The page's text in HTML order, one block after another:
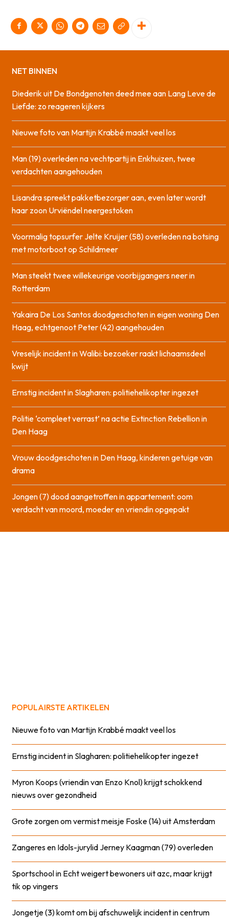
NET BINNEN
Diederik uit De Bondgenoten deed mee aan Lang Leve de
Liefde: zo reageren kijkers
Nieuwe foto van Martijn Krabbé maakt veel los
Man (19) overleden na vechtpartij in Enkhuizen, twee
verdachten aangehouden
Lisandra spreekt pakketbezorger aan, even later wordt
haar zoon Urviëndel neergestoken
Voormalig topsurfer Jelte Kruijer (58) overleden na botsing
met motorboot op Schildmeer
Man steekt twee willekeurige voorbijgangers neer in
Rotterdam
Yakaira De Los Santos doodgeschoten in eigen woning Den
Haag, echtgenoot Peter (42) aangehouden
Vreselijk incident in Walibi: bezoeker raakt lichaamsdeel
kwijt
Ernstig incident in Slagharen: politiehelikopter ingezet
Politie ‘compleet verrast’ na actie Extinction Rebellion in
Den Haag
Vrouw doodgeschoten in Den Haag, kinderen getuige van
drama
Jongen (7) dood aangetroffen in appartement: oom
verdacht van moord, moeder en vriendin opgepakt
POPULAIRSTE ARTIKELEN
Nieuwe foto van Martijn Krabbé maakt veel los
Ernstig incident in Slagharen: politiehelikopter ingezet
Myron Koops (vriendin van Enzo Knol) krijgt schokkend
nieuws over gezondheid
Grote zorgen om vermist meisje Foske (14) uit Amsterdam
Zangeres en Idols-jurylid Jerney Kaagman (79) overleden
Sportschool in Echt weigert bewoners uit azc, maar krijgt
tik op vingers
Jongetje (3) komt om bij afschuwelijk incident in centrum